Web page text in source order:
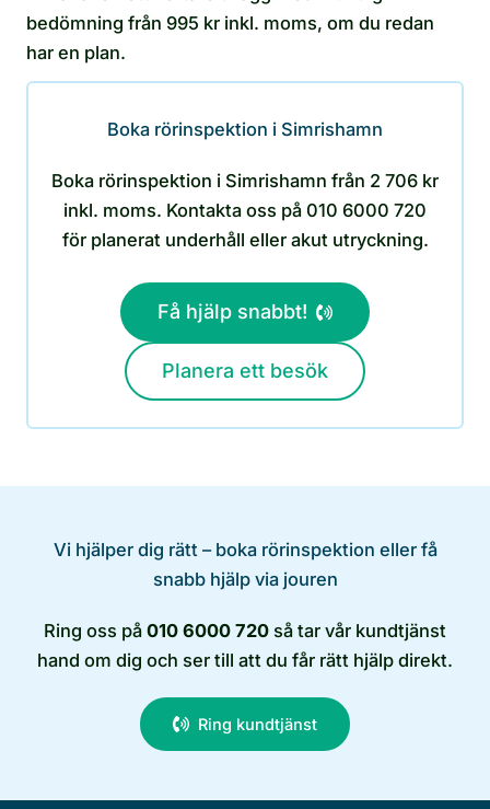
bedömning från 995 kr inkl. moms, om du redan
har en plan.
Boka rörinspektion i Simrishamn
Boka rörinspektion i Simrishamn från 2 706 kr
inkl. moms. Kontakta oss på 010 6000 720
för planerat underhåll eller akut utryckning.
Få hjälp snabbt!
Planera ett besök
Vi hjälper dig rätt – boka rörinspektion eller få
snabb hjälp via jouren
Ring oss på 010 6000 720 så tar vår kundtjänst
hand om dig och ser till att du får rätt hjälp direkt.
Ring kundtjänst